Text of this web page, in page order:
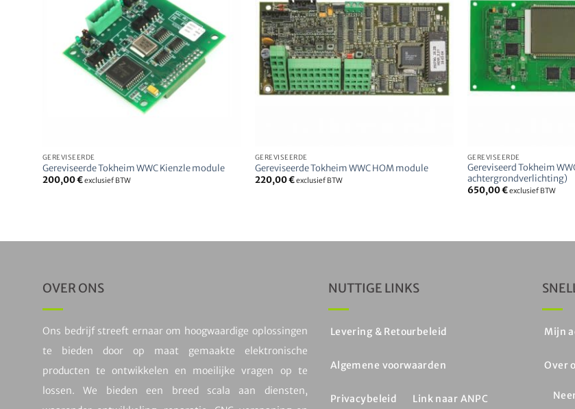
GEREVISEERDE
Gereviseerde Tokheim WWC Kienzle module
200,00€exclusief BTW
GEREVISEERDE
Gereviseerde Tokheim WWC HOM module
220,00€exclusief BTW
GEREVISEERDE
Gereviseerd Tokheim
achtergrondverlichting)
650,00€exclusief BTW
OVER ONS
Ons bedrijf streeft ernaar om hoogwaardige oplossingen
te bieden door op maat gemaakte elektronische
producten te ontwikkelen en moeilijke vragen op te
lossen. We bieden een breed scala aan diensten,
NUTTIGE LINKS
Levering & Retourbeleid
Algemene voorwaarden
Privacybeleid Link naar ANPC
Mijn
Over